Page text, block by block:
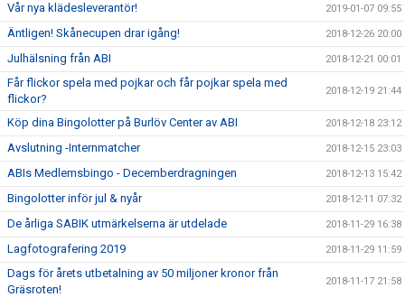
Vår nya klädesleverantör! 2019-01-07 09:55
Äntligen! Skånecupen drar igång! 2018-12-26 20:00
Julhälsning från ABI 2018-12-21 00:01
Får flickor spela med pojkar och får pojkar spela med
flickor?
2018-12-19 21:44
Köp dina Bingolotter på Burlöv Center av ABI 2018-12-18 23:12
Avslutning -Internmatcher 2018-12-15 23:03
ABIs Medlemsbingo - Decemberdragningen 2018-12-13 15:42
Bingolotter inför jul & nyår 2018-12-11 07:32
De årliga SABIK utmärkelserna är utdelade 2018-11-29 16:38
Lagfotografering 2019 2018-11-29 11:59
Dags för årets utbetalning av 50 miljoner kronor från
Gräsroten!
2018-11-17 21:58